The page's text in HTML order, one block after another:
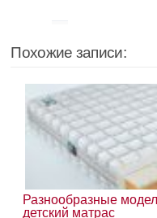
Похожие записи:
Разнообразные
детский матрас